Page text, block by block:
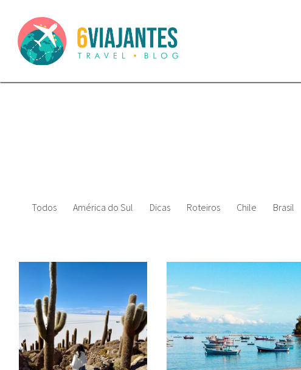
Todos América do Sul Dicas Roteiros Chile Brasil